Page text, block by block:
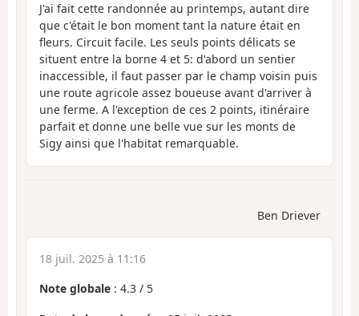
J'ai fait cette randonnée au printemps, autant dire
que c'était le bon moment tant la nature était en
fleurs. Circuit facile. Les seuls points délicats se
situent entre la borne 4 et 5: d'abord un sentier
inaccessible, il faut passer par le champ voisin puis
une route agricole assez boueuse avant d'arriver à
une ferme. A l'exception de ces 2 points, itinéraire
parfait et donne une belle vue sur les monts de
Sigy ainsi que l'habitat remarquable.
Ben Driever
18 juil. 2025 à 11:16
Note globale : 4.3 / 5